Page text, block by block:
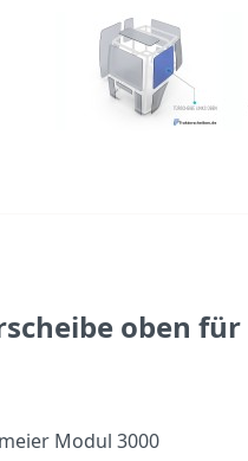
oben für
Modul 3000